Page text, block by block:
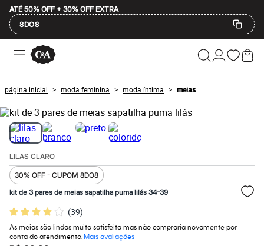
ATÉ 50% OFF + 30% OFF EXTRA
8DO8
Ofertas
Compre por Departamento
Masculino
Infantil
Calçados
Mindse7
Plus Size
2 calçados por R$189
3 lingeries por R$99
3 itens de beleza por R$129
Até 20% off
Até 40% off
A partir de 60% off
Feminino
Em alta
página inicial > moda feminina > moda íntima > meias
LILAS CLARO
30% OFF - CUPOM 8DO8
kit de 3 pares de meias sapatilha puma lilás 34-39
(39)
As meias são lindas muito satisfeita mas não compraria novamente por
conta do atendimento.Mais avaliações